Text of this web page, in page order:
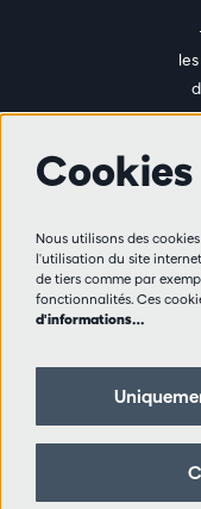
Cookies
Nous utilisons des
l'utilisation du site
de tiers comme par
fonctionnalités. Ces
d'informations…